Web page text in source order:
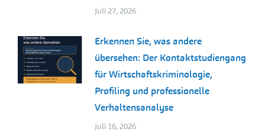
Juli 27, 2026
Erkennen Sie, was andere
übersehen: Der Kontaktstudiengang
für Wirtschaftskriminologie,
Profiling und professionelle
Verhaltensanalyse
Juli 16, 2026